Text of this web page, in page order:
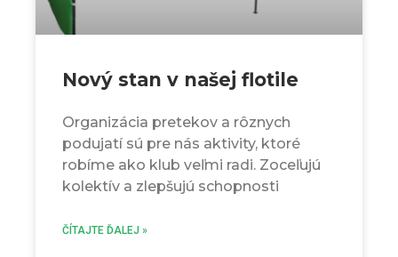
Nový stan v našej flotile
Organizácia pretekov a rôznych
podujatí sú pre nás aktivity, ktoré
robíme ako klub veľmi radi. Zoceľujú
kolektív a zlepšujú schopnosti
ČÍTAJTE ĎALEJ »